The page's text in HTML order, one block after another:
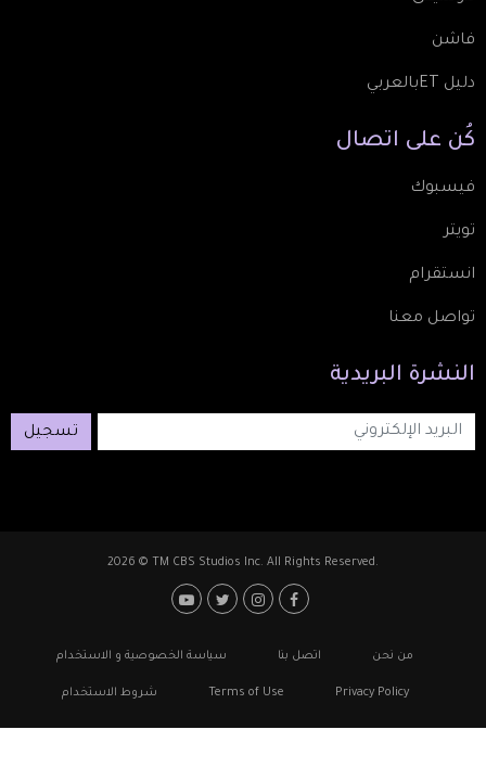
فاشن
دليل ETبالعربي
كُن على اتصال
فيسبوك
تويتر
انستقرام
تواصل معنا
النشرة البريدية
تسجيل
2026 © TM CBS Studios Inc. All Rights Reserved.
Footer: Social Media
من نحن اتصل بنا سياسة الخصوصية و الاستخدام
Privacy Policy
Terms of Use شروط الاستخدام